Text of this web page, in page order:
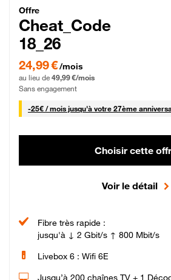
Cheat_Code
Offre
Cheat_Code
18_26
24,99 € par mois pendant 0 mois puis 49,99 €
24,99 €/mois
au lieu de 49,99 €/mois
Sans engagement
-25€ / mois25 € par mois
jusqu'à votre 27ème
Choisir cette
Voir le détail
Fibre très rapide :
jusqu'à ↓ 2 Gbit/s ↑ 800 Mbit/s
Livebox 6 : Wifi 6E
Jusqu’à 200 chaînes TV + 1